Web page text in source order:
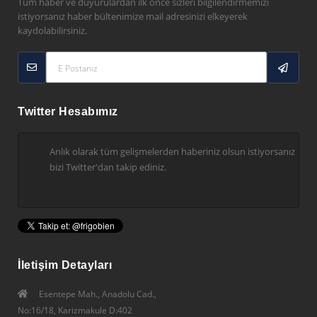
istiyorsanız haber bültenimize mail adresinizi elkeyerek
kaydolabilirsiniz.
Twitter Hesabımız
Anlık olarak tüm gelişmelerden haberiniz olsun istiyorsanız
bizi Twitter'dan takip ediniz.
İletişim Detayları
Esentepe Mah., Anadolu Cad.,
No:16/18, Karizmakule D:402